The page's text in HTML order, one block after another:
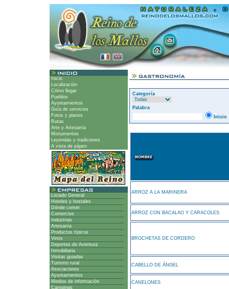
Inicio
Localización
Cómo llegar
Pueblos
Ayuntamientos
Guía de servicios
Fotos y planos
Rutas
Arte y Artesanía
Monumentos
Leyendas y tradiciones
A vista de pájaro
Listado General
Hoteles y hostales
Dónde comer
Comercios
Industrias
Artesanía
Productos típicos
Vinos
Deportes de Aventura
Inmobiliaria
Visitas guiadas
Turismo rural
Asociaciones
Ayuntamientos
Medios de información
Campings
Categoría
Palabra
Inicio
ARROZ A LA MARINERA
ARROZ CON BACALAO Y CARACOLES
BROCHETAS DE CORDERO
CABELLO DE ÁNGEL
CANELONES